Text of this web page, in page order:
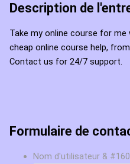
Description de
Take my online course for me
cheap online course help,
Contact us for 24/7 support.
Formulaire de
Nom d'utilisateur &